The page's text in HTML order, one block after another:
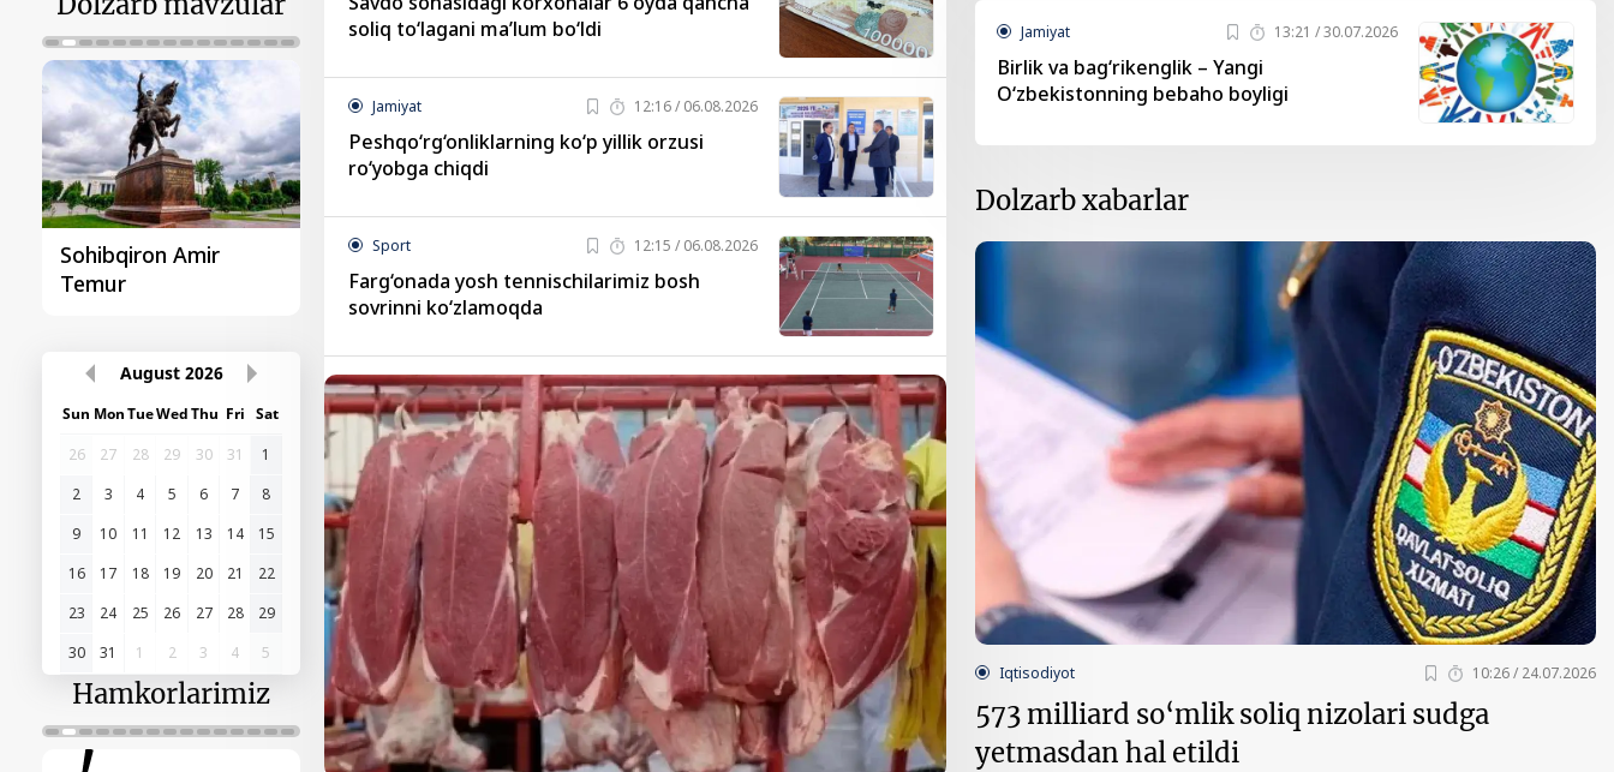
Sohibqiron Amir
Temur
O‘zbekiston va
Paragvay hamkorligi
Huquqiy targʻibot
O‘zbekiston va
Yaponiya hamkorligi
Oʻzbekiston va
Pokiston hamkorligi
Maqolalar
August 2026
Sun MonTueWedThu Fri Sat
26
27 28 29 30 31
1
2
3 4 5 6 7
8
9
10 11 12 13 14
15
16
17 18 19 20 21
22
23
24 25 26 27 28
29
30
31 1 2 3 4 5
Hamkorlarimiz
soliq to‘lagani ma’lum bo‘ldi
Jamiyat 12:16 / 06.08.2026
Peshqo‘rg‘onliklarning ko‘p yillik orzusi
ro‘yobga chiqdi
Sport 12:15 / 06.08.2026
Farg‘onada yosh tennischilarimiz bosh
sovrinni ko‘zlamoqda
Jamiyat 13:21 / 30.07.2026
Birlik va bag‘rikenglik – Yangi
O‘zbekistonning bebaho boyligi
Dolzarb xabarlar
Iqtisodiyot 10:26 / 24.07.2026
573 milliard so‘mlik soliq nizolari sudga
yetmasdan hal etildi